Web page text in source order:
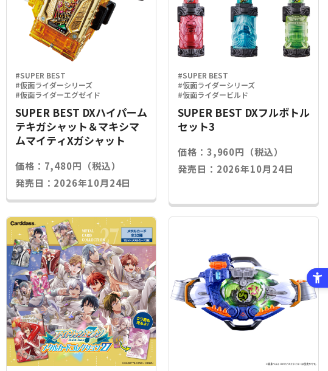
#SUPER BEST
#仮面ライダーシリーズ
#仮面ライダーエグゼイド
SUPER BEST DXハイパーム
テキガシャット＆マキシマ
ムマイティXガシャット
価格：7,480円（税込）
発売日：2026年10月24日
#SUPER BEST
#仮面ライダーシリーズ
#仮面ライダービルド
SUPER BEST DXフルボトル
セット3
価格：3,960円（税込）
発売日：2026年10月24日